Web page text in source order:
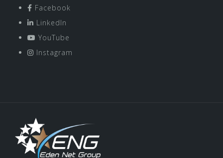
Facebook
LinkedIn
YouTube
Instagram